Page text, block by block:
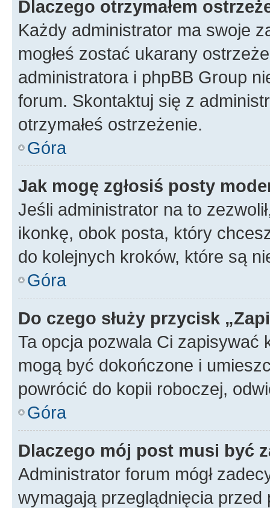
Dlaczego otrzymałem
Każdy administrator ma swoje
mogłeś zostać ukarany
administratora i phpBB Group
forum. Skontaktuj się z
otrzymałeś ostrzeżenie.
Góra
Jak mogę zgłosiś posty
Jeśli administrator na to
ikonkę, obok posta, który
do kolejnych kroków, które są
Góra
Do czego służy przycisk
Ta opcja pozwala Ci zapisywać
mogą być dokończone i
powrócić do kopii roboczej,
Góra
Dlaczego mój post musi być
Administrator forum mógł
wymagają przeglądnięcia